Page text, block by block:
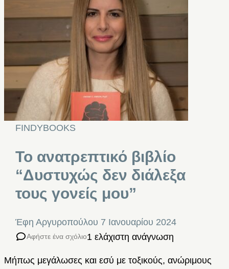
FINDYBOOKS
Το ανατρεπτικό βιβλίο
“Δυστυχώς δεν διάλεξα
τους γονείς μου”
Έφη Αργυροπούλου 7 Ιανουαρίου 2024
Αφήστε ένα σχόλιο1 ελάχιστη ανάγνωση
Μήπως μεγάλωσες και εσύ με τοξικούς, ανώριμους